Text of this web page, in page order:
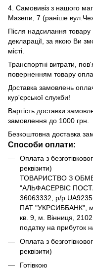
4. Самовивіз з нашого
Мазепи, 7 (раніше
Після надсилання
декларації, за якою Ви
місті.
Транспортні витрати,
поверненням товару
Доставка замовлень
кур'єрської служби!
Вартість доставки
замовлення до 1000 грн.
Безкоштовна доставка
Способи оплати:
Оплата з
реквізити)
ТОВАРИСТВО З
"АЛЬФАСЕРВІС
36063332, р/р
ПАТ "УКРСИББАНК",
кв. 9, м. Вінниця,
податку на прибуток
Оплата з
реквізити)
Готівкою